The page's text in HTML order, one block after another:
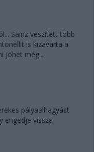
Sainz veszített több
is kizavarta a
jöhet még...
pályaelhagyást
engedje vissza